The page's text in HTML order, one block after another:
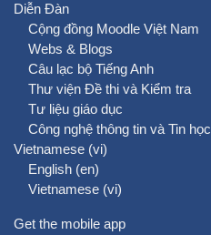
Diễn Đàn
Cộng đồng Moodle Việt Nam
Webs & Blogs
Câu lạc bộ Tiếng Anh
Thư viện Đề thi và Kiểm tra
Tư liệu giáo dục
Công nghệ thông tin và Tin học
Vietnamese ‎(vi)‎
English ‎(en)‎
Vietnamese ‎(vi)‎
Get the mobile app